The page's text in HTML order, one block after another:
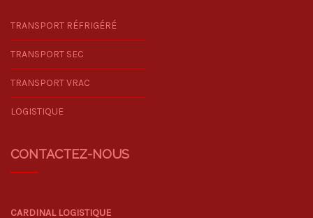
TRANSPORT RÉFRIGÉRÉ
TRANSPORT SEC
TRANSPORT VRAC
LOGISTIQUE
CONTACTEZ-NOUS
CARDINAL LOGISTIQUE